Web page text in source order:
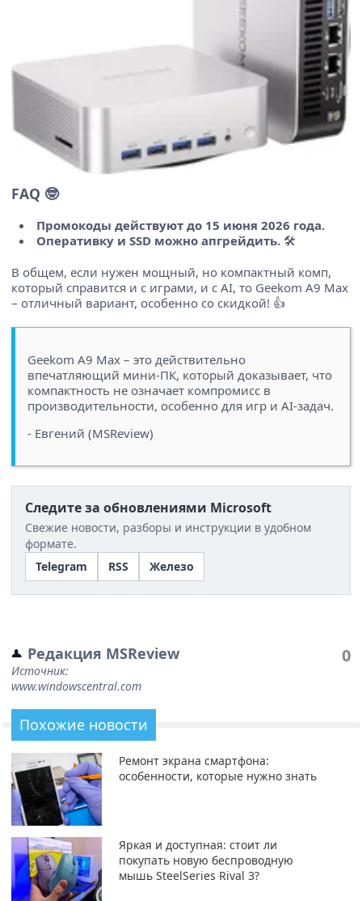
FAQ 🤓
Промокоды действуют до 15 июня 2026 года.
Оперативку и SSD можно апгрейдить. 🛠️
В общем, если нужен мощный, но компактный комп,
который справится и с играми, и с AI, то Geekom A9 Max
– отличный вариант, особенно со скидкой! 👍
Geekom A9 Max – это действительно
впечатляющий мини-ПК, который доказывает, что
компактность не означает компромисс в
производительности, особенно для игр и AI-задач.
- Евгений (MSReview)
Следите за обновлениями Microsoft
Свежие новости, разборы и инструкции в удобном
формате.
Telegram
RSS Железо
Редакция MSReview
Источник:
www.windowscentral.com
0
Похожие новости
Ремонт экрана смартфона:
особенности, которые нужно знать
Яркая и доступная: стоит ли
покупать новую беспроводную
мышь SteelSeries Rival 3?